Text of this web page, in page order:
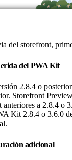
del storefront,
del PWA Kit
2.8.4 o
Storefront
a 2.8.4 o
Kit 2.8.4 o 3.6.0
adicional